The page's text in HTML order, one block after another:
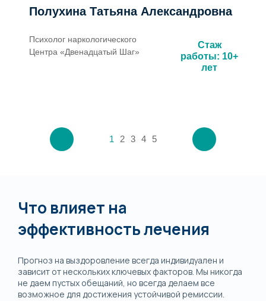
Полухина Татьяна Александровна
Психолог наркологического
Центра «Двенадцатый Шаг»
Стаж
работы: 10+
лет
1 2 3 4 5
Что влияет на
эффективность лечения
Прогноз на выздоровление всегда индивидуален и
зависит от нескольких ключевых факторов. Мы никогда
не даем пустых обещаний, но всегда делаем все
возможное для достижения устойчивой ремиссии.